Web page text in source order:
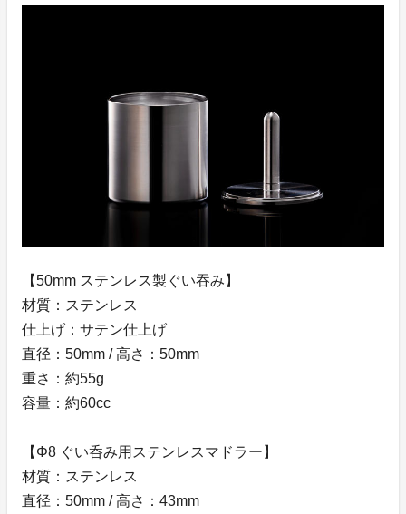
【50mm ステンレス製ぐい吞み】
材質：ステンレス
仕上げ：サテン仕上げ
直径：50mm / 高さ：50mm
重さ：約55g
容量：約60cc
【Φ8 ぐい呑み用ステンレスマドラー】
材質：ステンレス
直径：50mm / 高さ：43mm